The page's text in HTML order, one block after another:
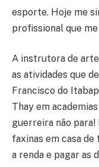
esporte. Hoje me
profissional que
A instrutora de
as atividades que
Francisco do
Thay em
guerreira não
faxinas em casa
a renda e pagar as